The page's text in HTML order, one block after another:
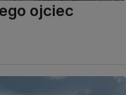
ojciec